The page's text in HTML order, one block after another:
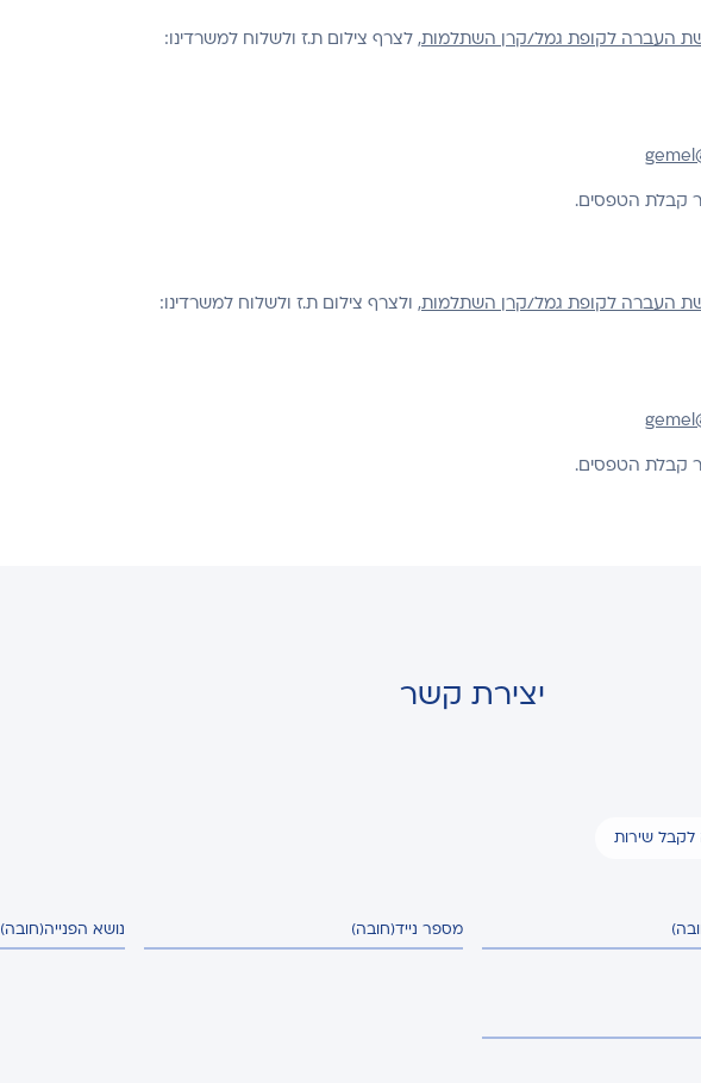
העברה לקופת גמל/קרן השתלמות, לצרף צילום ת.ז ולשלוח למשרדינו:
קבלת הטפסים.
העברה לקופת גמל/קרן השתלמות, ולצרף צילום ת.ז ולשלוח למשרדינו:
קבלת הטפסים.
יצירת קשר
לקבל שירות
מספר נייד(חובה) נושא הפנייה(חובה)